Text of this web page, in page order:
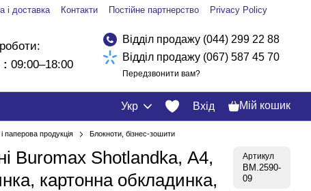
і доставка Контакти Постійне партнерство Privacy Policy
: 09:00–18:00
Відділ продажу (044) 299 22 88
Відділ продажу (067) 587 45 70
Передзвонити вам?
Укр Вхід Мій кошик
паперова продукція Блокноти, бізнес-зошити
Buromax Shotlandka, А4,
картонна обкладинка,
Артикул
BM.2590-
09